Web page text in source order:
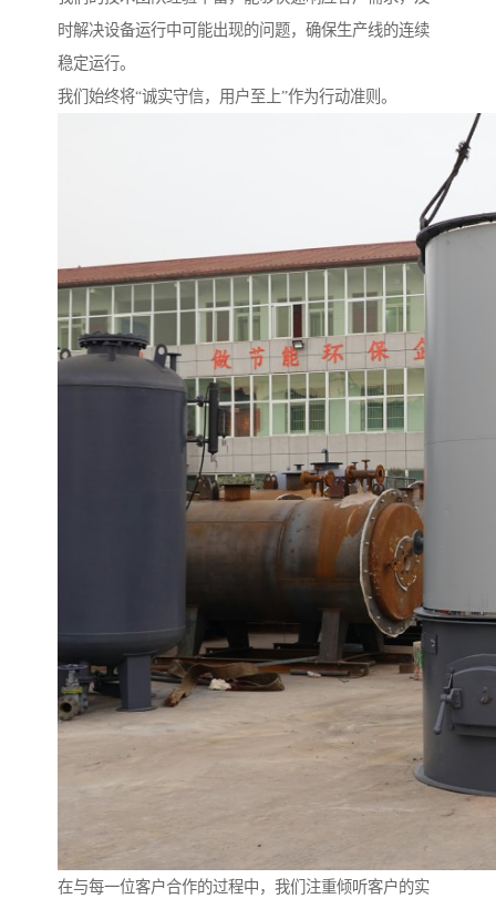
时解决设备运行中可能出现的问题，确保生产线的连续
稳定运行。
我们始终将“诚实守信，用户至上”作为行动准则。
在与每一位客户合作的过程中，我们注重倾听客户的实